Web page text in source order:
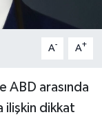
A- A+
ABD arasında
ilişkin dikkat